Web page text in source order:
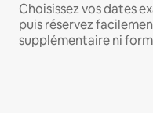
Choisissez vos dates
puis réservez
supplémentaire ni